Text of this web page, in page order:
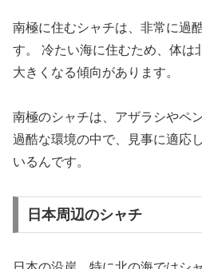
南極に住むシャチは、非常に過
す。 冷たい海に住むため、体は
大きくなる傾向があります。
南極のシャチは、アザラシやペ
過酷な環境の中で、見事に適応
いるんです。
日本周辺のシャチ